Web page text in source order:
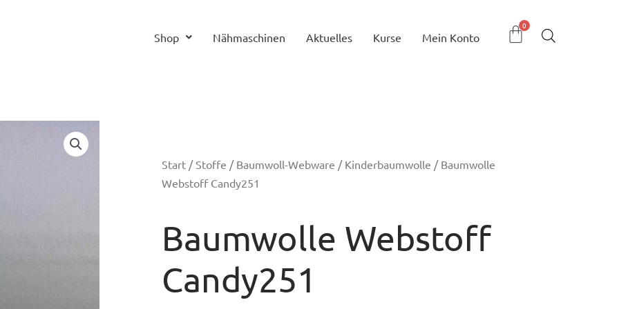
Shop Nähmaschinen Aktuelles Kurse Mein Konto
Start / Stoffe / Baumwoll-Webware / Kinderbaumwolle / Baumwolle
Webstoff Candy251
Baumwolle Webstoff
Candy251